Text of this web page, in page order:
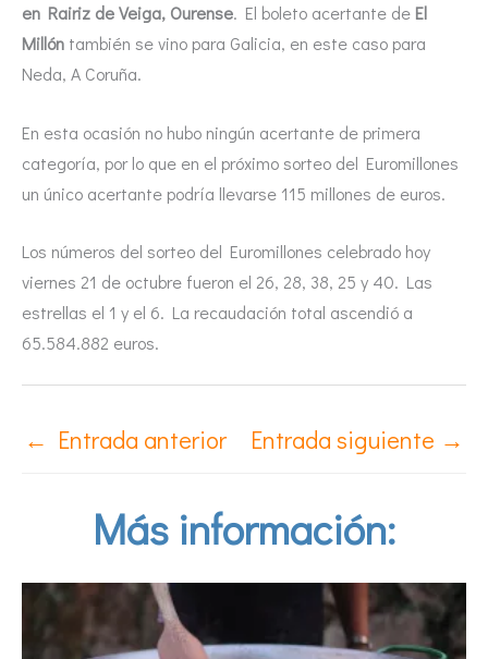
en Rairiz de Veiga, Ourense. El boleto acertante de El
Millón también se vino para Galicia, en este caso para
Neda, A Coruña.
En esta ocasión no hubo ningún acertante de primera
categoría, por lo que en el próximo sorteo del Euromillones
un único acertante podría llevarse 115 millones de euros.
Los números del sorteo del Euromillones celebrado hoy
viernes 21 de octubre fueron el 26, 28, 38, 25 y 40. Las
estrellas el 1 y el 6. La recaudación total ascendió a
65.584.882 euros.
← Entrada anterior Entrada siguiente →
Más información: